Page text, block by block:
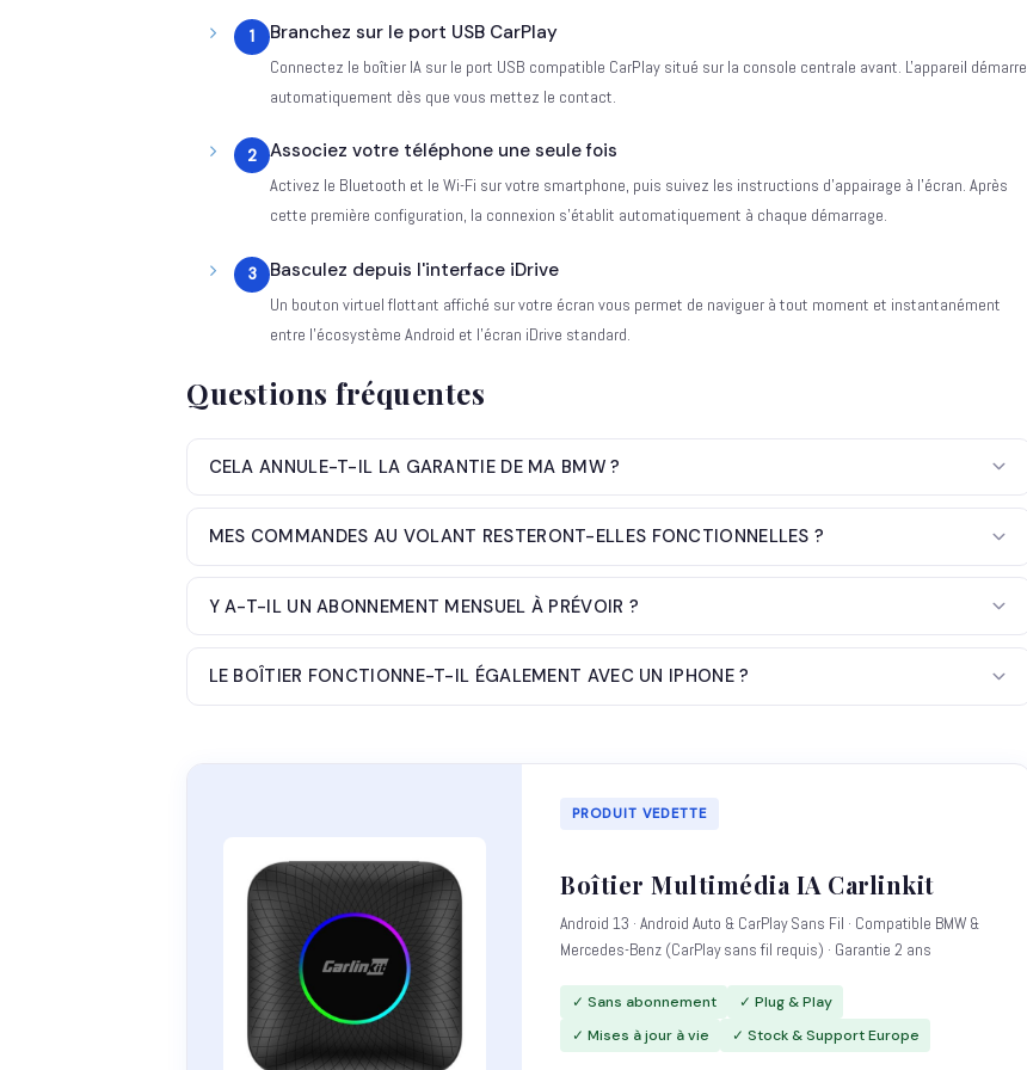
1 Branchez sur le port USB CarPlay
Connectez le boîtier IA sur le port USB compatible CarPlay situé sur la console centrale avant. L'appareil démarre
automatiquement dès que vous mettez le contact.
2 Associez votre téléphone une seule fois
Activez le Bluetooth et le Wi-Fi sur votre smartphone, puis suivez les instructions d'appairage à l'écran. Après
cette première configuration, la connexion s'établit automatiquement à chaque démarrage.
3 Basculez depuis l'interface iDrive
Un bouton virtuel flottant affiché sur votre écran vous permet de naviguer à tout moment et instantanément
entre l'écosystème Android et l'écran iDrive standard.
Questions fréquentes
CELA ANNULE-T-IL LA GARANTIE DE MA BMW ?
MES COMMANDES AU VOLANT RESTERONT-ELLES FONCTIONNELLES ?
Y A-T-IL UN ABONNEMENT MENSUEL À PRÉVOIR ?
LE BOÎTIER FONCTIONNE-T-IL ÉGALEMENT AVEC UN IPHONE ?
PRODUIT VEDETTE
Boîtier Multimédia IA Carlinkit
Android 13 · Android Auto & CarPlay Sans Fil · Compatible BMW &
Mercedes-Benz (CarPlay sans fil requis) · Garantie 2 ans
✓ Sans abonnement
✓ Plug & Play
✓ Mises à jour à vie
✓ Stock & Support Europe